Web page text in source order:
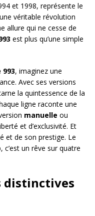
et 1998, représente le
véritable révolution
allure qui ne cesse de
est plus qu’une simple
993, imaginez une
Avec ses versions
la quintessence de la
ligne raconte une
manuelle ou
et d’exclusivité. Et
et de son prestige. Le
c’est un rêve sur quatre
distinctives